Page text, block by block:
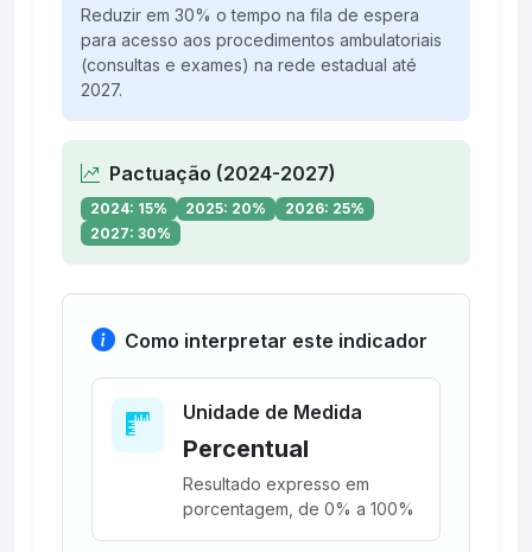
Reduzir em 30% o tempo na fila de espera
para acesso aos procedimentos ambulatoriais
(consultas e exames) na rede estadual até
2027.
Pactuação (2024-2027)
2024: 15% 2025: 20%
2026: 25%
2027: 30%
Como interpretar este indicador
Unidade de Medida
Percentual
Resultado expresso em
porcentagem, de 0% a 100%